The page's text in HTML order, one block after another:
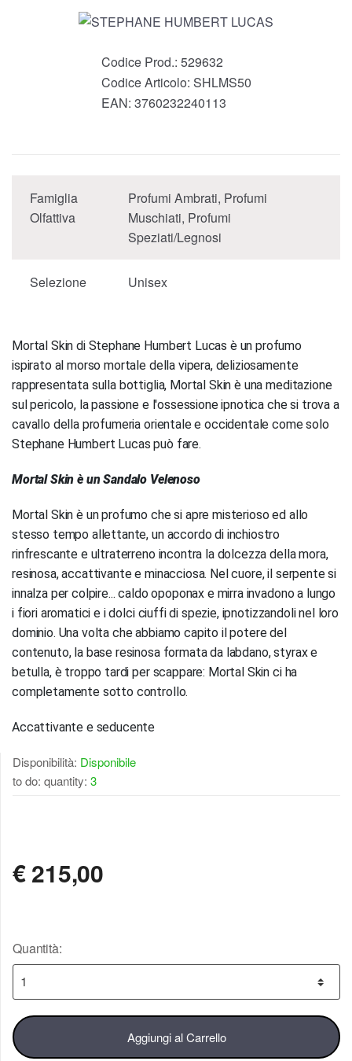
Codice Prod.: 529632
Codice Articolo: SHLMS50
EAN: 3760232240113
Famiglia
Olfattiva
Profumi Ambrati, Profumi
Muschiati, Profumi
Speziati/Legnosi
Selezione Unisex
Mortal Skin di Stephane Humbert Lucas è un profumo
ispirato al morso mortale della vipera, deliziosamente
rappresentata sulla bottiglia, Mortal Skin è una meditazione
sul pericolo, la passione e l'ossessione ipnotica che si trova a
cavallo della profumeria orientale e occidentale come solo
Stephane Humbert Lucas può fare.
Mortal Skin è un Sandalo Velenoso
Mortal Skin è un profumo che si apre misterioso ed allo
stesso tempo allettante, un accordo di inchiostro
rinfrescante e ultraterreno incontra la dolcezza della mora,
resinosa, accattivante e minacciosa. Nel cuore, il serpente si
innalza per colpire... caldo opoponax e mirra invadono a lungo
i fiori aromatici e i dolci ciuffi di spezie, ipnotizzandoli nel loro
dominio. Una volta che abbiamo capito il potere del
contenuto, la base resinosa formata da labdano, styrax e
betulla, è troppo tardi per scappare: Mortal Skin ci ha
completamente sotto controllo.
Accattivante e seducente
Disponibilità: Disponibile
to do: quantity: 3
€215,00
Quantità:
Aggiungi al Carrello